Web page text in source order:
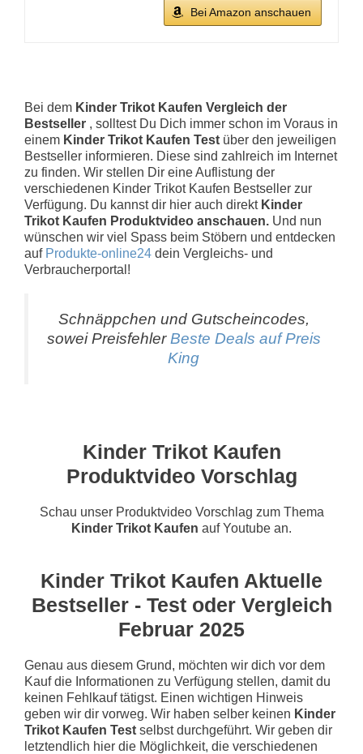
Bei Amazon anschauen
Bei dem Kinder Trikot Kaufen Vergleich der
Bestseller , solltest Du Dich immer schon im Voraus in
einem Kinder Trikot Kaufen Test über den jeweiligen
Bestseller informieren. Diese sind zahlreich im Internet
zu finden. Wir stellen Dir eine Auflistung der
verschiedenen Kinder Trikot Kaufen Bestseller zur
Verfügung. Du kannst dir hier auch direkt Kinder
Trikot Kaufen Produktvideo anschauen. Und nun
wünschen wir viel Spass beim Stöbern und entdecken
auf Produkte-online24 dein Vergleichs- und
Verbraucherportal!
Schnäppchen und Gutscheincodes,
sowei Preisfehler Beste Deals auf Preis
King
Kinder Trikot Kaufen
Produktvideo Vorschlag
Schau unser Produktvideo Vorschlag zum Thema
Kinder Trikot Kaufen auf Youtube an.
Kinder Trikot Kaufen Aktuelle
Bestseller - Test oder Vergleich
Februar 2025
Genau aus diesem Grund, möchten wir dich vor dem
Kauf die Informationen zu Verfügung stellen, damit du
keinen Fehlkauf tätigst. Einen wichtigen Hinweis
geben wir dir vorweg. Wir haben selber keinen Kinder
Trikot Kaufen Test selbst durchgeführt. Wir geben dir
letztendlich hier die Möglichkeit, die verschiedenen